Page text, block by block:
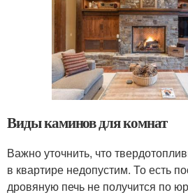
Виды каминов для комнат
Важно уточнить, что
в квартире недопустим. То есть
дровяную печь не получится по